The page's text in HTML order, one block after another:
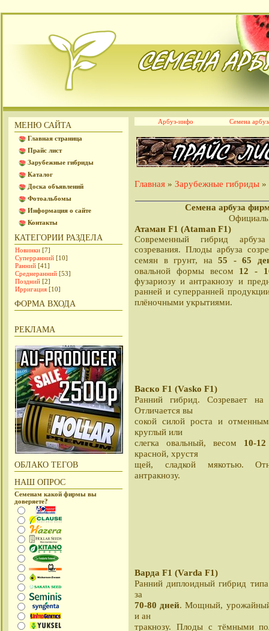
МЕНЮ САЙТА
Главная страница
Прайс лист
Зарубежные гибриды
Каталог
Доска объявлений
Фотоальбомы
Информация о сайте
Контакты
КАТЕГОРИИ РАЗДЕЛА
Новинки [7]
Суперранний [10]
Ранний [41]
Среднеранний [53]
Поздний [2]
Ирригация [10]
ФОРМА ВХОДА
РЕКЛАМА
ОБЛАКО ТЕГОВ
НАШ ОПРОС
Семенам какой фирмы вы
доверяете?
Арбуз-инфо Семена
Главная » Зарубежные гибриды »
Семена арбуза
Атаман F1 (Ataman F1)
Современный гибрид
созревания. Плоды арбуза
семян в грунт, на 55 - 65
овальной формы весом 12 -
фузариозу и антракнозу и
ранней и суперранней
плёночными укрытиями.
Васко F1 (Vasko F1)
Ранний гибрид. Созревает
Отличается вы
сокой силой роста и
круглый или
слегка овальный, весом 10-
красной, хрустя
щей, сладкой мякотью.
антракнозу.
Варда F1 (Varda F1)
Ранний диплоидный гибрид
за
70-80 дней. Мощный,
и ан
тракнозу. Плоды с тёмными